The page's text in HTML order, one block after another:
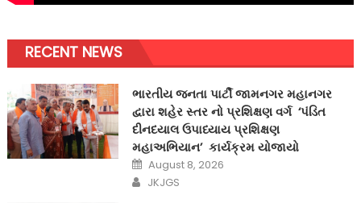
RECENT NEWS
ભારતીય જનતા પાર્ટી જામનગર મહાનગર
દ્વારા શહેર સ્તર નો પ્રશિક્ષણ વર્ગ ‘પંડિત
દીનદયાલ ઉપાધ્યાય પ્રશિક્ષણ
મહાઅભિયાન’ કાર્યક્રમ યોજાયો
Posted
on
August 8, 2026
Author
JKJGS